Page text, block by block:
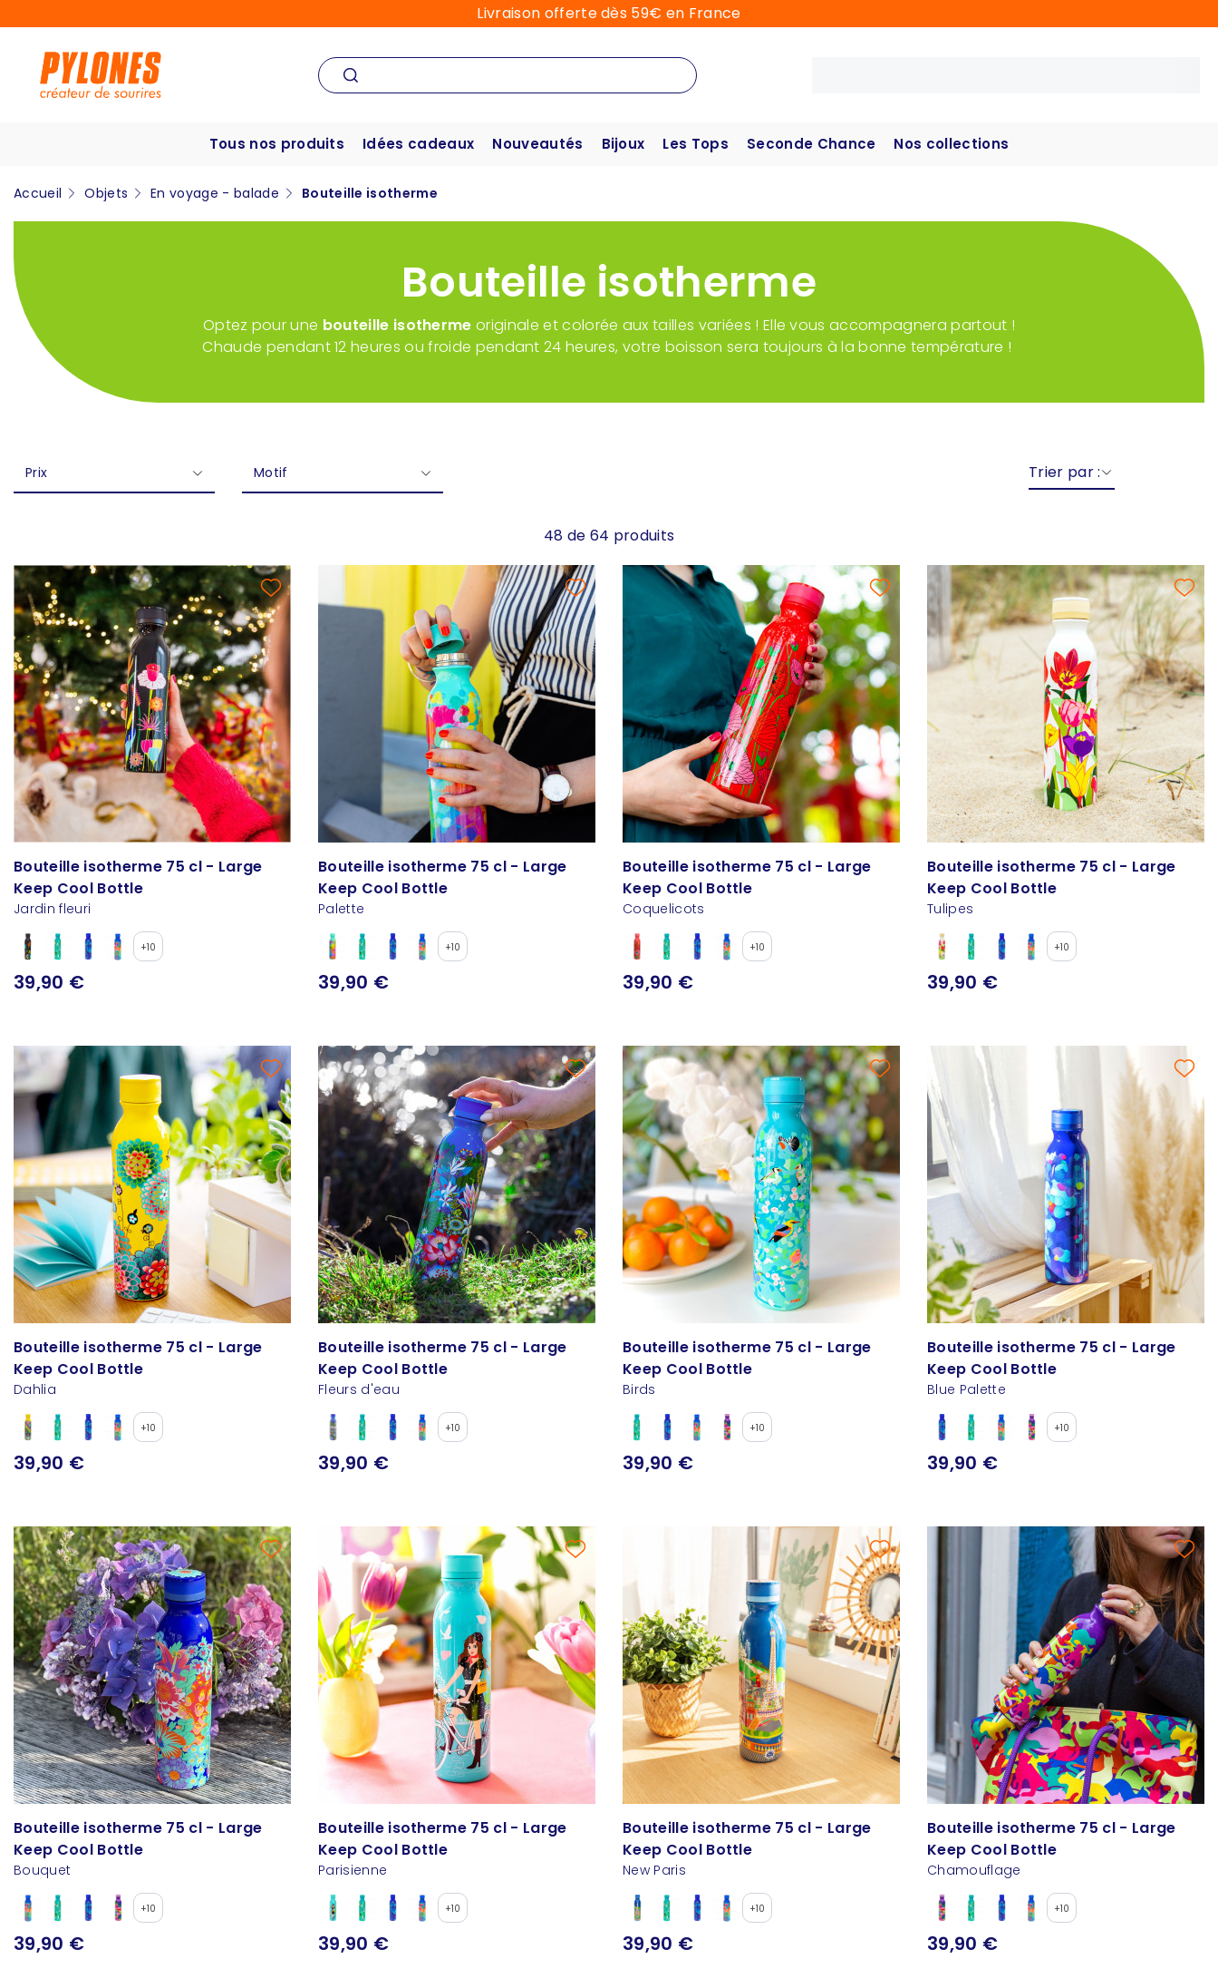
Livraison offerte dès 59€ en France
Tous nos produits Idées cadeaux Nouveautés Bijoux Les Tops Seconde Chance Nos collections
Accueil Objets En voyage - balade Bouteille isotherme
Bouteille isotherme
Optez pour une bouteille isotherme originale et colorée aux tailles variées ! Elle vous accompagnera partout !
Chaude pendant 12 heures ou froide pendant 24 heures, votre boisson sera toujours à la bonne température !
Prix Motif Trier par :
48 de 64 produits
Bouteille isotherme 75 cl - Large
Keep Cool Bottle
Jardin fleuri
+10
39,90 €
Bouteille isotherme 75 cl - Large
Keep Cool Bottle
Palette
+10
39,90 €
Bouteille isotherme 75 cl - Large
Keep Cool Bottle
Coquelicots
+10
39,90 €
Bouteille isotherme 75 cl - Large
Keep Cool Bottle
Tulipes
+10
39,90 €
Bouteille isotherme 75 cl - Large
Keep Cool Bottle
Dahlia
+10
39,90 €
Bouteille isotherme 75 cl - Large
Keep Cool Bottle
Fleurs d'eau
+10
39,90 €
Bouteille isotherme 75 cl - Large
Keep Cool Bottle
Birds
+10
39,90 €
Bouteille isotherme 75 cl - Large
Keep Cool Bottle
Blue Palette
+10
39,90 €
Bouteille isotherme 75 cl - Large
Keep Cool Bottle
Bouquet
+10
39,90 €
Bouteille isotherme 75 cl - Large
Keep Cool Bottle
Parisienne
+10
39,90 €
Bouteille isotherme 75 cl - Large
Keep Cool Bottle
New Paris
+10
39,90 €
Bouteille isotherme 75 cl - Large
Keep Cool Bottle
Chamouflage
+10
39,90 €